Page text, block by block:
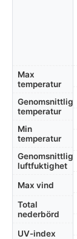
Max
temperatur
Genomsnittlig
temperatur
Min
temperatur
Genomsnittlig
luftfuktighet
Max vind
Total
nederbörd
UV-index